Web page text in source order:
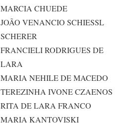
MARCIA CHUEDE
JOÃO VENANCIO SCHIESSL
SCHERER
FRANCIELI RODRIGUES DE
LARA
MARIA NEHILE DE MACEDO
TEREZINHA IVONE CZAENOS
RITA DE LARA FRANCO
MARIA KANTOVISKI